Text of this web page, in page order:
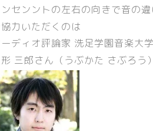
ンセンントの左右の向きで音の
力いただくのは
ディオ評論家 洗足学園音楽大
三郎さん（うぶかた さぶろう）